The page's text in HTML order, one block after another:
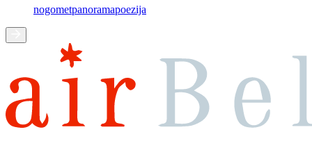
nogometpanoramapoezija